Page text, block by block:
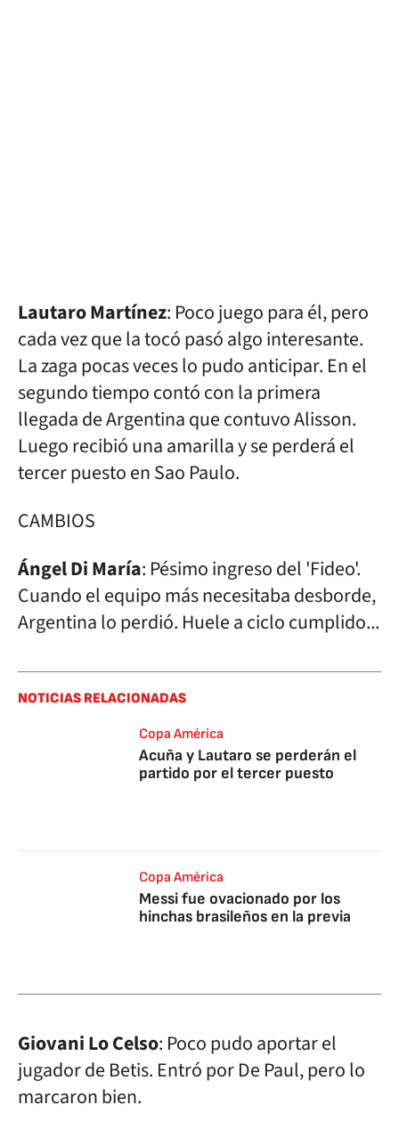
Lautaro Martínez: Poco juego para él, pero
cada vez que la tocó pasó algo interesante.
La zaga pocas veces lo pudo anticipar. En el
segundo tiempo contó con la primera
llegada de Argentina que contuvo Alisson.
Luego recibió una amarilla y se perderá el
tercer puesto en Sao Paulo.
CAMBIOS
Ángel Di María: Pésimo ingreso del 'Fideo'.
Cuando el equipo más necesitaba desborde,
Argentina lo perdió. Huele a ciclo cumplido...
NOTICIAS RELACIONADAS
Copa América
Acuña y Lautaro se perderán el
partido por el tercer puesto
Copa América
Messi fue ovacionado por los
hinchas brasileños en la previa
Giovani Lo Celso: Poco pudo aportar el
jugador de Betis. Entró por De Paul, pero lo
marcaron bien.